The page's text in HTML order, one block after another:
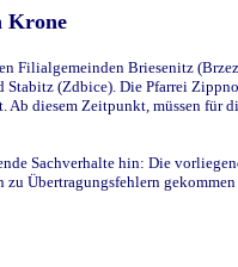
Krone
Briesenitz
(Zdbice). Die Pfarrei
diesem Zeitpunkt, müssen für
Sachverhalte hin: Die
Übertragungsfehlern